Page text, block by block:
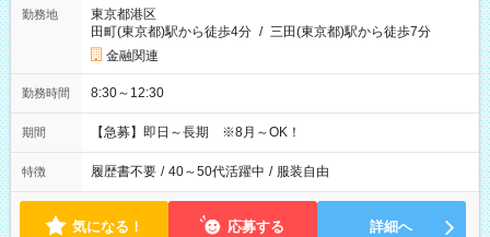
勤務地
東京都港区
田町(東京都)駅から徒歩4分 / 三田(東京都)駅から徒歩7分
金融関連
勤務時間 8:30～12:30
期間 【急募】即日～長期 ※8月～OK！
特徴 履歴書不要 / 40～50代活躍中 / 服装自由
気になる！ 応募する 詳細へ